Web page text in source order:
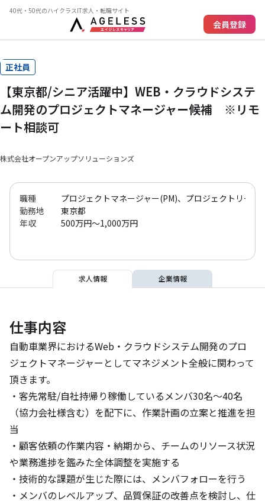
40代・50代のハイクラスIT求人・転職サイト
会員登録
正社員
【東京都/シニア活躍中】WEB・クラウドシステ
ム開発のプロジェクトマネージャー候補 ※リモ
ート相談可
株式会社オープンアップソリューションズ
職種
プロジェクトマネージャー(PM)、プロジェクトリー
勤務地
東京都
年収
500万円～1,000万円
求人情報 企業情報
仕事内容
自動車業界におけるWeb・クラウドシステム開発のプロ
ジェクトマネージャーとしてマネジメント全般に関わって
頂きます。
・客先常駐/自社持帰り稼働しているメンバ30名～40名
（協力会社様含む）を配下に、作業計画の立案と推進を担
当
・顧客依頼の作業内容・納期から、チームのリソース状況
や業務進捗を鑑みた全体調整を実施する
・技術的な課題が生じた際には、メンバフォローを行う
・メンバのレベルアップ、品質保証の改善点を検討し、仕